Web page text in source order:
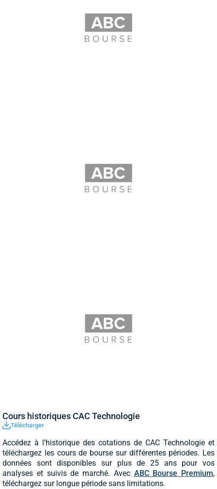
Cours historiques CAC Technologie
Télécharger
Accédez à l’historique des cotations de CAC Technologie et
téléchargez les cours de bourse sur différentes périodes. Les
données sont disponibles sur plus de 25 ans pour vos
analyses et suivis de marché. Avec ABC Bourse Premium,
téléchargez sur longue période sans limitations.